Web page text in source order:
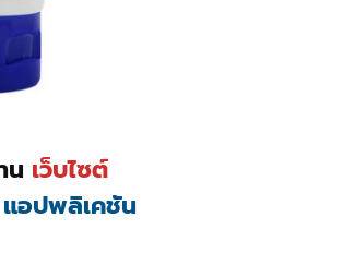
น เว็บไซต์
แอปพลิเคชัน